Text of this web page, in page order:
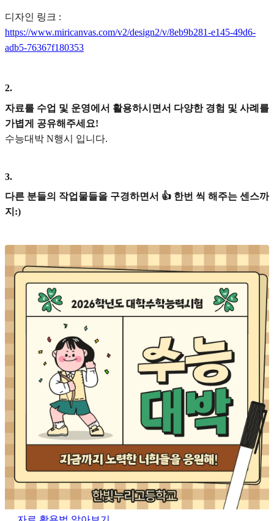
디자인 링크 :
https://www.miricanvas.com/v2/design2/v/8eb9b281-e145-49d6-
adb5-76367f180353
2.
자료를 수업 및 운영에서 활용하시면서 다양한 경험 및 사례를
가볍게 공유해주세요!
수능대박 N행시 입니다.
3.
다른 분들의 작업물들을 구경하면서 👍 한번 씩 해주는 센스까
지:)